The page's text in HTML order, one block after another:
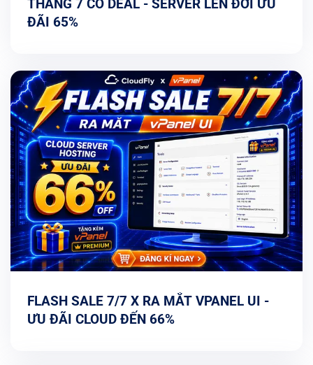
THÁNG 7 CÓ DEAL - SERVER LÊN ĐỜI ƯU
ĐÃI 65%
FLASH SALE 7/7 X RA MẮT VPANEL UI -
ƯU ĐÃI CLOUD ĐẾN 66%